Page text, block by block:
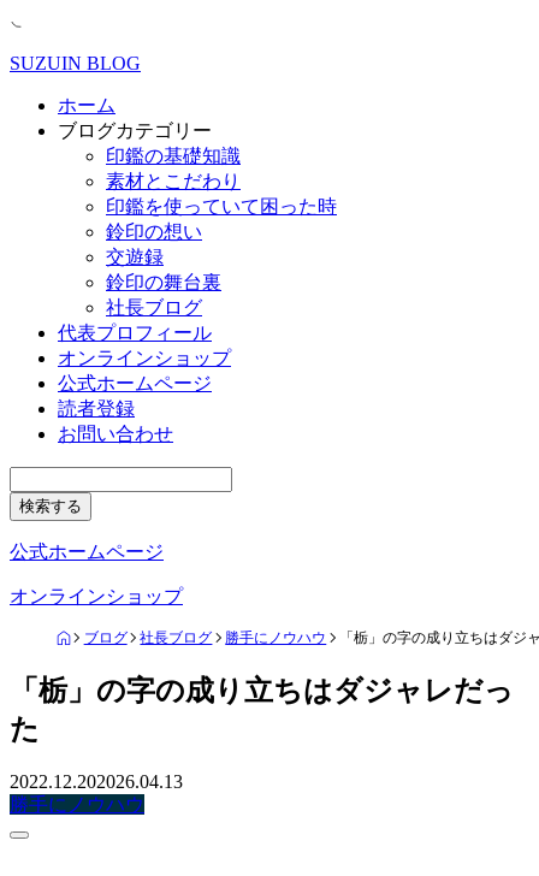
SUZUIN BLOG
ホーム
ブログカテゴリー
印鑑の基礎知識
素材とこだわり
印鑑を使っていて困った時
鈴印の想い
交遊録
鈴印の舞台裏
社長ブログ
代表プロフィール
オンラインショップ
公式ホームページ
読者登録
お問い合わせ
公式ホームページ
オンラインショップ
ブログ 社長ブログ 勝手にノウハウ 「栃」の字の成り立ちはダジ
「栃」の字の成り立ちはダジャレだっ
た
2022.12.202026.04.13
勝手にノウハウ